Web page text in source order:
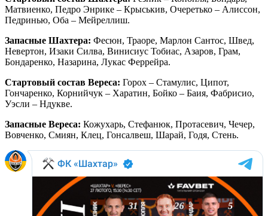
Матвиенко, Педро Энрике – Крыськив, Очеретько – Алиссон,
Педринью, Оба – Мейреллиш.
Запасные Шахтера: Фесюн, Траоре, Марлон Сантос, Швед,
Невертон, Изаки Силва, Винисиус Тобиас, Азаров, Грам,
Бондаренко, Назарина, Лукас Феррейра.
Стартовый состав Вереса: Горох – Стамулис, Ципот,
Гончаренко, Корнийчук – Харатин, Бойко – Баия, Фабрисио,
Уэсли – Ндукве.
Запасные Вереса: Кожухарь, Стефанюк, Протасевич, Чечер,
Вовченко, Смиян, Клец, Гонсалвеш, Шарай, Годя, Стень.